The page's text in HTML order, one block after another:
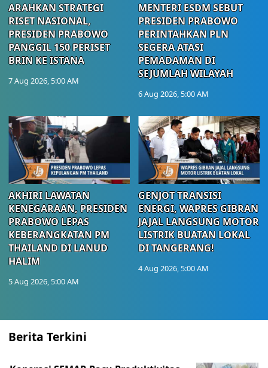
ARAHKAN STRATEGI
RISET NASIONAL,
PRESIDEN PRABOWO
PANGGIL 150 PERISET
BRIN KE ISTANA
7 Aug 2026, 5:00 AM
MENTERI ESDM SEBUT
PRESIDEN PRABOWO
PERINTAHKAN PLN
SEGERA ATASI
PEMADAMAN DI
SEJUMLAH WILAYAH
6 Aug 2026, 5:00 AM
AKHIRI LAWATAN
KENEGARAAN, PRESIDEN
PRABOWO LEPAS
KEBERANGKATAN PM
THAILAND DI LANUD
HALIM
5 Aug 2026, 5:00 AM
GENJOT TRANSISI
ENERGI, WAPRES GIBRAN
JAJAL LANGSUNG MOTOR
LISTRIK BUATAN LOKAL
DI TANGERANG!
4 Aug 2026, 5:00 AM
Berita Terkini